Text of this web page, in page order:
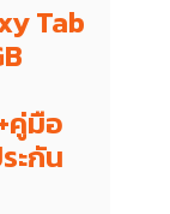
Tab
คู่มือ
ะกัน